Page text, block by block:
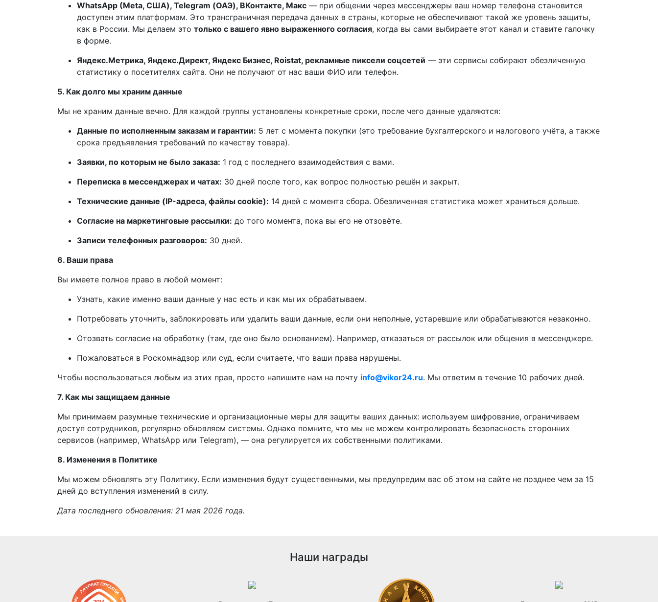
WhatsApp (Meta, США), Telegram (ОАЭ), ВКонтакте, Макс — при общении через мессенджеры ваш номер телефона становится
доступен этим платформам. Это трансграничная передача данных в страны, которые не обеспечивают такой же уровень защиты,
как в России. Мы делаем это только с вашего явно выраженного согласия, когда вы сами выбираете этот канал и ставите галочку
в форме.
Яндекс.Метрика, Яндекс.Директ, Яндекс Бизнес, Roistat, рекламные пиксели соцсетей — эти сервисы собирают обезличенную
статистику о посетителях сайта. Они не получают от нас ваши ФИО или телефон.
5. Как долго мы храним данные
Мы не храним данные вечно. Для каждой группы установлены конкретные сроки, после чего данные удаляются:
Данные по исполненным заказам и гарантии: 5 лет с момента покупки (это требование бухгалтерского и налогового учёта, а также
срока предъявления требований по качеству товара).
Заявки, по которым не было заказа: 1 год с последнего взаимодействия с вами.
Переписка в мессенджерах и чатах: 30 дней после того, как вопрос полностью решён и закрыт.
Технические данные (IP-адреса, файлы cookie): 14 дней с момента сбора. Обезличенная статистика может храниться дольше.
Согласие на маркетинговые рассылки: до того момента, пока вы его не отзовёте.
Записи телефонных разговоров: 30 дней.
6. Ваши права
Вы имеете полное право в любой момент:
Узнать, какие именно ваши данные у нас есть и как мы их обрабатываем.
Потребовать уточнить, заблокировать или удалить ваши данные, если они неполные, устаревшие или обрабатываются незаконно.
Отозвать согласие на обработку (там, где оно было основанием). Например, отказаться от рассылок или общения в мессенджере.
Пожаловаться в Роскомнадзор или суд, если считаете, что ваши права нарушены.
Чтобы воспользоваться любым из этих прав, просто напишите нам на почту info@vikor24.ru. Мы ответим в течение 10 рабочих дней.
7. Как мы защищаем данные
Мы принимаем разумные технические и организационные меры для защиты ваших данных: используем шифрование, ограничиваем
доступ сотрудников, регулярно обновляем системы. Однако помните, что мы не можем контролировать безопасность сторонних
сервисов (например, WhatsApp или Telegram), — она регулируется их собственными политиками.
8. Изменения в Политике
Мы можем обновлять эту Политику. Если изменения будут существенными, мы предупредим вас об этом на сайте не позднее чем за 15
дней до вступления изменений в силу.
Дата последнего обновления: 21 мая 2026 года.
Наши награды